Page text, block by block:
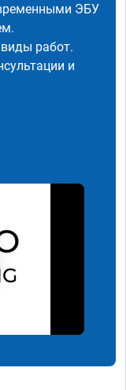
ЭБУ
работ.
и